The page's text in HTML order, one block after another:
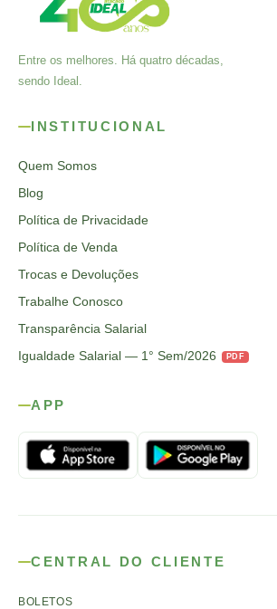
Entre os melhores. Há quatro décadas,
sendo Ideal.
INSTITUCIONAL
Quem Somos
Blog
Política de Privacidade
Política de Venda
Trocas e Devoluções
Trabalhe Conosco
Transparência Salarial
Igualdade Salarial — 1° Sem/2026
PDF
APP
CENTRAL DO CLIENTE
BOLETOS